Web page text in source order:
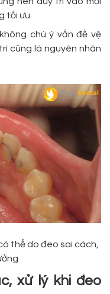
tối ưu.
chú ý vấn đề vệ
cũng là nguyên nhân
thể do đeo sai cách,
xử lý khi đeo